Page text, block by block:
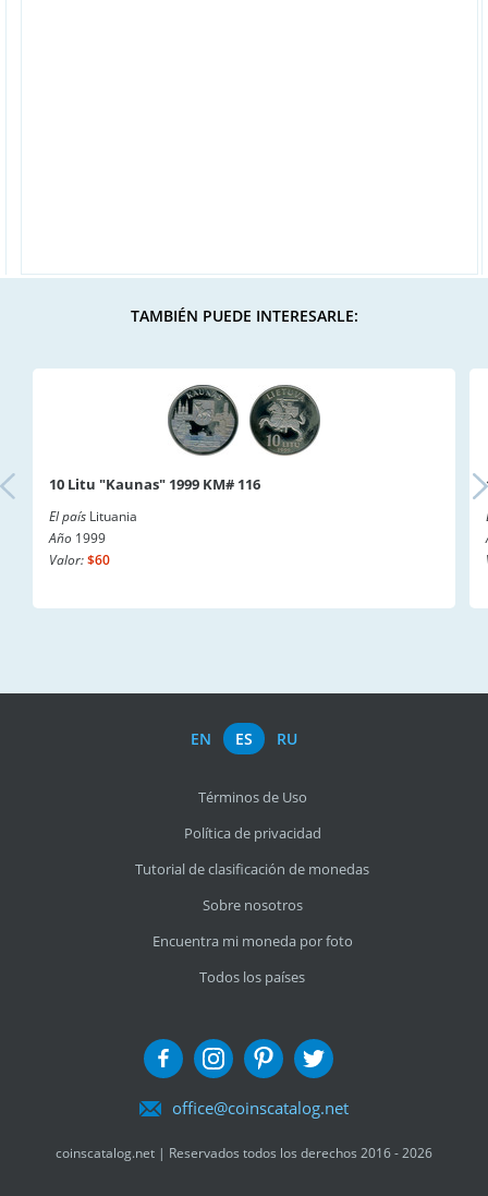
TAMBIÉN PUEDE INTERESARLE:
10 Litu "Kaunas" 1999 KM# 116
El país Lituania
Año 1999
Valor:$60
EN ES RU
Términos de Uso
Política de privacidad
Tutorial de clasificación de monedas
Sobre nosotros
Encuentra mi moneda por foto
Todos los países
office@coinscatalog.net
coinscatalog.net | Reservados todos los derechos 2016 - 2026